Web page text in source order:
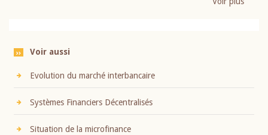
Voir aussi
Evolution du marché interbancaire
Systèmes Financiers Décentralisés
Situation de la microfinance